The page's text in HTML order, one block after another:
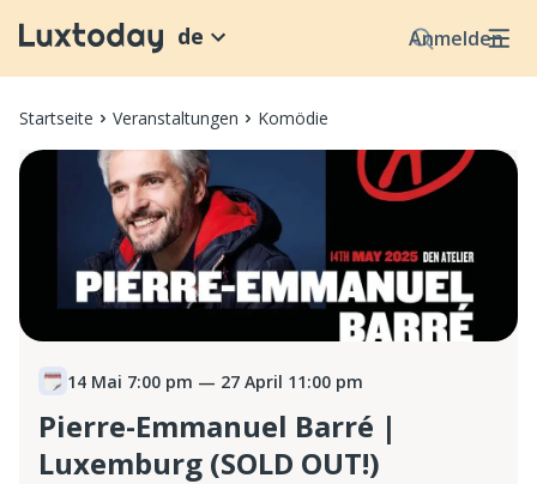
Anmelden
de
Startseite Veranstaltungen Komödie
14 Mai 7:00 pm — 27 April 11:00 pm
Pierre-Emmanuel Barré |
Luxemburg (SOLD OUT!)